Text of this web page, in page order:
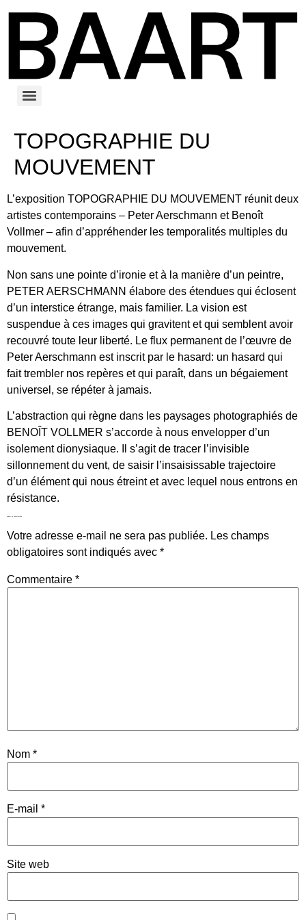
TOPOGRAPHIE DU
MOUVEMENT
L’exposition TOPOGRAPHIE DU MOUVEMENT réunit deux
artistes contemporains – Peter Aerschmann et Benoît
Vollmer – afin d’appréhender les temporalités multiples du
mouvement.
Non sans une pointe d’ironie et à la manière d’un peintre,
PETER AERSCHMANN élabore des étendues qui éclosent
d’un interstice étrange, mais familier. La vision est
suspendue à ces images qui gravitent et qui semblent avoir
recouvré toute leur liberté. Le flux permanent de l’œuvre de
Peter Aerschmann est inscrit par le hasard: un hasard qui
fait trembler nos repères et qui paraît, dans un bégaiement
universel, se répéter à jamais.
L’abstraction qui règne dans les paysages photographiés de
BENOÎT VOLLMER s’accorde à nous envelopper d’un
isolement dionysiaque. Il s’agit de tracer l’invisible
sillonnement du vent, de saisir l’insaisissable trajectoire
d’un élément qui nous étreint et avec lequel nous entrons en
résistance.
Votre adresse e-mail ne sera pas publiée. Les champs
obligatoires sont indiqués avec *
Commentaire *
Nom *
E-mail *
Site web